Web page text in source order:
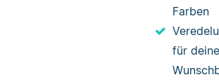
Farben
für deine